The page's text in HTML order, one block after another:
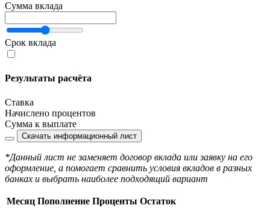
Сумма вклада
Срок вклада
Результаты расчёта
Ставка
Начислено процентов
Сумма к выплате
Скачать информационный лист
*Данный лист не заменяет договор вклада или заявку на его
оформление, а помогает сравнить условия вкладов в разных
банках и выбрать наиболее подходящий вариант
Месяц Пополнение Проценты Остаток